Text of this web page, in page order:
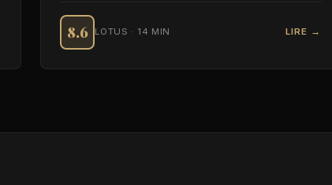
8.6 LOTUS · 14 MIN LIRE →